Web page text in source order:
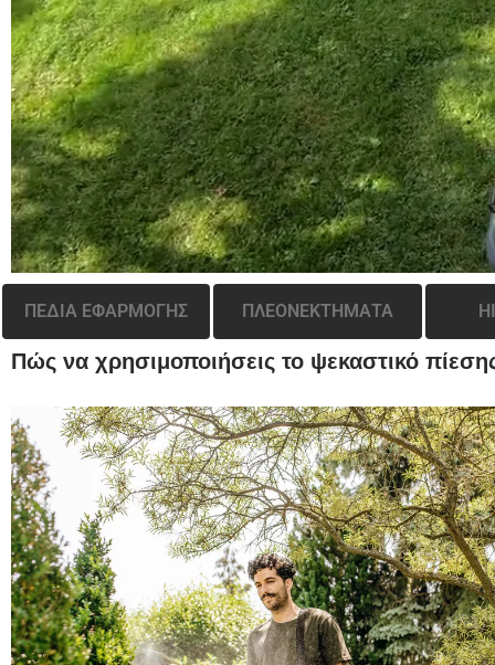
ΠΕΔΙΑ ΕΦΑΡΜΟΓΗΣ ΠΛΕΟΝΕΚΤΗΜΑΤΑ
Πώς να χρησιμοποιήσεις το ψεκαστικό